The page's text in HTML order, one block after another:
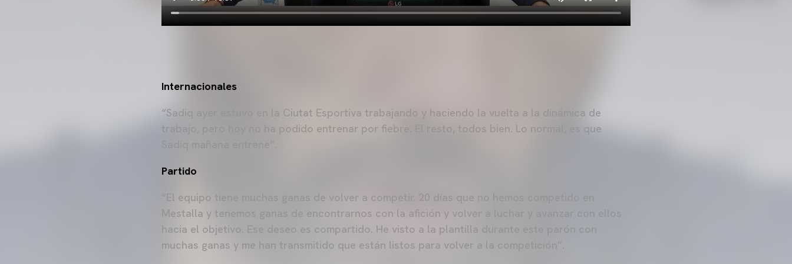
Internacionales
“Sadiq ayer estuvo en la Ciutat Esportiva trabajando y haciendo la vuelta a la dinámica de
trabajo, pero hoy no ha podido entrenar por fiebre. El resto, todos bien. Lo normal, es que
Sadiq mañana entrene”.
Partido
“El equipo tiene muchas ganas de volver a competir. 20 días que no hemos competido en
Mestalla y tenemos ganas de encontrarnos con la afición y volver a luchar y avanzar con ellos
hacia el objetivo. Ese deseo es compartido. He visto a la plantilla durante este parón con
muchas ganas y me han transmitido que están listos para volver a la competición”.